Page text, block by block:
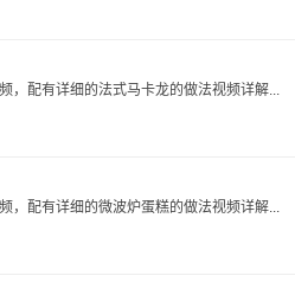
，配有详细的法式马卡龙的做法视频详解...
，配有详细的微波炉蛋糕的做法视频详解...